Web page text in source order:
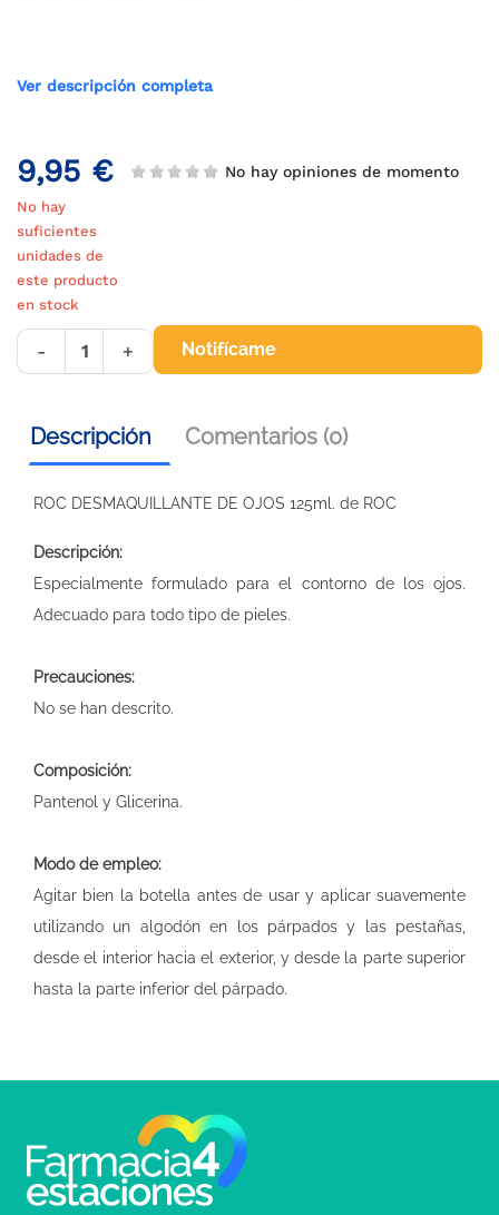
Ver descripción completa
9,95 € No hay opiniones de momento
No hay
suficientes
unidades de
este producto
en stock
- + Notifícame
Descripción Comentarios (0)
ROC DESMAQUILLANTE DE OJOS 125ml. de ROC
Descripción:
Especialmente formulado para el contorno de los ojos.
Adecuado para todo tipo de pieles.
Precauciones:
No se han descrito.
Composición:
Pantenol y Glicerina.
Modo de empleo:
Agitar bien la botella antes de usar y aplicar suavemente
utilizando un algodón en los párpados y las pestañas,
desde el interior hacia el exterior, y desde la parte superior
hasta la parte inferior del párpado.